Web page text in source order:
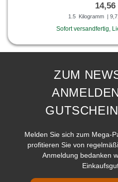
14,56
1.5 Kilogramm |
Sofort versandfertig,
ZUM
Melden Sie sich zum Mega-
profitieren Sie von
Anmeldung bedanken